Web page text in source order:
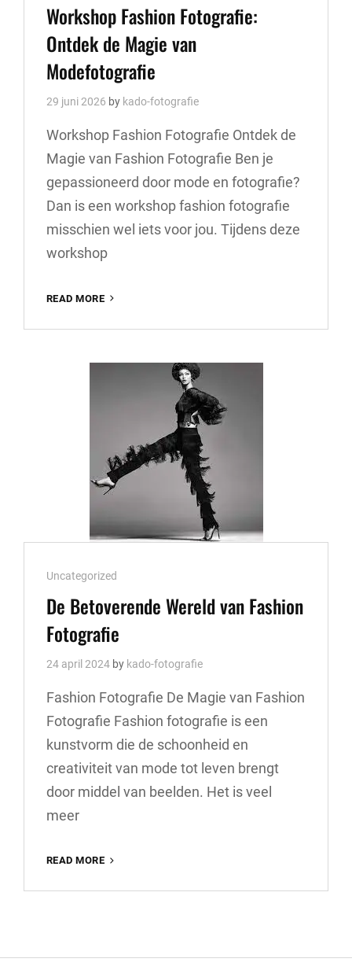
Links
Workshop Fashion Fotografie:
Ontdek de Magie van
Modefotografie
29 juni 2026 by kado-fotografie
Workshop Fashion Fotografie Ontdek de
Magie van Fashion Fotografie Ben je
gepassioneerd door mode en fotografie?
Dan is een workshop fashion fotografie
misschien wel iets voor jou. Tijdens deze
workshop
READ MORE
FOTOGRAFIE:
DE
MODEFOTOGRAFIE
Cat
Links
Uncategorized
De Betoverende Wereld van Fashion
Fotografie
24 april 2024 by kado-fotografie
Fashion Fotografie De Magie van Fashion
Fotografie Fashion fotografie is een
kunstvorm die de schoonheid en
creativiteit van mode tot leven brengt
door middel van beelden. Het is veel
meer
READ MORE
WERELD